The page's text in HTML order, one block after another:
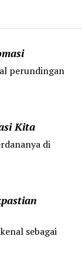
perundingan
Kita
di
sebagai